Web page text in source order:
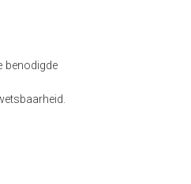
benodigde